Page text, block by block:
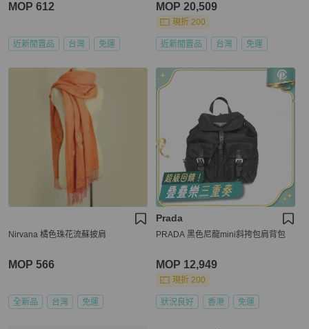
MOP 612
近新閒置品 台灣 免運
MOP 20,509
現折 200
近新閒置品 台灣 免運
Nirvana 橘色珠花流蘇披肩
MOP 566
全新品 台灣 免運
Prada
PRADA 黑色尼龍mini斜挎包肩背包
MOP 12,949
現折 200
狀況良好 香港 免運